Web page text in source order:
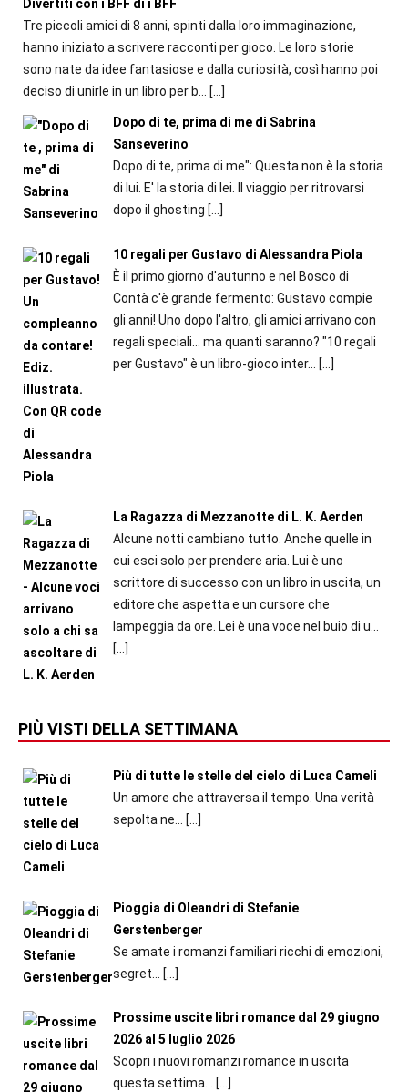
Divertiti con i BFF di i BFF
Tre piccoli amici di 8 anni, spinti dalla loro immaginazione,
hanno iniziato a scrivere racconti per gioco. Le loro storie
sono nate da idee fantasiose e dalla curiosità, così hanno poi
deciso di unirle in un libro per b...
[…]
Dopo di te, prima di me di Sabrina
Sanseverino
Dopo di te, prima di me": Questa non è la storia
di lui. E' la storia di lei. Il viaggio per ritrovarsi
dopo il ghosting […]
10 regali per Gustavo di Alessandra Piola
È il primo giorno d'autunno e nel Bosco di
Contà c'è grande fermento: Gustavo compie
gli anni! Uno dopo l'altro, gli amici arrivano con
regali speciali... ma quanti saranno? "10 regali
per Gustavo" è un libro-gioco inter...
[…]
La Ragazza di Mezzanotte di L. K. Aerden
Alcune notti cambiano tutto. Anche quelle in
cui esci solo per prendere aria. Lui è uno
scrittore di successo con un libro in uscita, un
editore che aspetta e un cursore che
lampeggia da ore. Lei è una voce nel buio di u...
[…]
PIÙ VISTI DELLA SETTIMANA
Più di tutte le stelle del cielo di Luca Cameli
Un amore che attraversa il tempo. Una verità
sepolta ne...
[…]
Pioggia di Oleandri di Stefanie
Gerstenberger
Se amate i romanzi familiari ricchi di emozioni,
segret...
[…]
Prossime uscite libri romance dal 29 giugno
2026 al 5 luglio 2026
Scopri i nuovi romanzi romance in uscita
questa settima... […]